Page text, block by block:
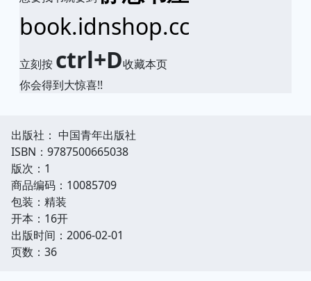
book.idnshop.cc
立刻按 ctrl+D收藏本页
你会得到大惊喜!!
出版社： 中国青年出版社
ISBN：9787500665038
版次：1
商品编码：10085709
包装：精装
开本：16开
出版时间：2006-02-01
页数：36